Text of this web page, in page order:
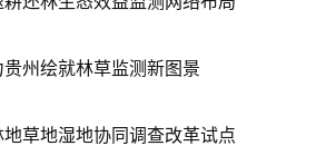
州绘就林草监测新图景
草地湿地协同调查改革试点